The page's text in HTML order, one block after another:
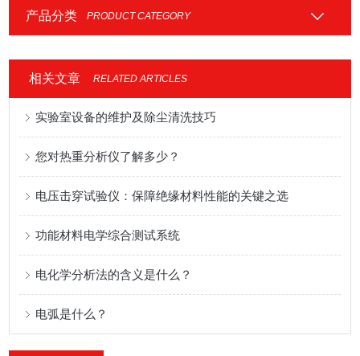
产品分类 PRODUCT CATEGORY
相关文章 RELATED ARTICLES
实验室设备的维护及除尘清洗技巧
您对热重分析仪了解多少？
电压击穿试验仪：保障绝缘材料性能的关键之选
功能材料电学综合测试系统
电化学分析法的含义是什么？
电弧是什么？